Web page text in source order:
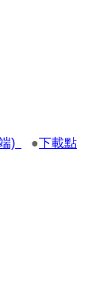
) ●下載點